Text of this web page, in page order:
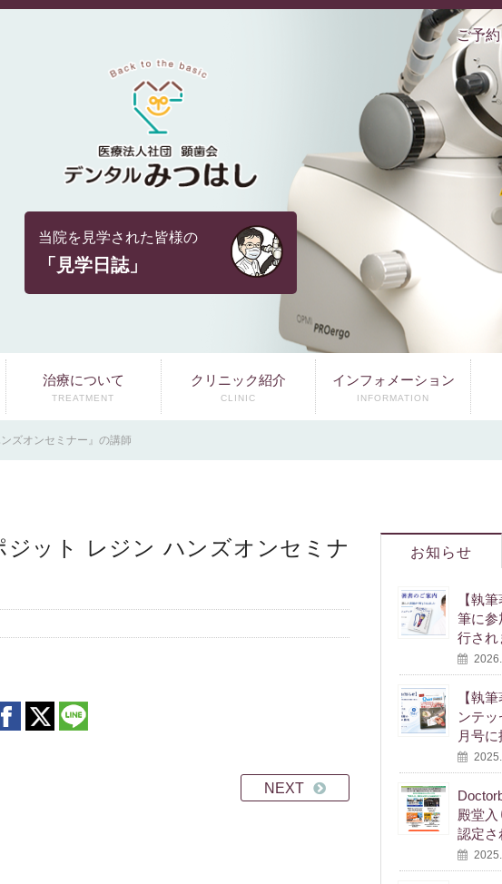
ご予
当院を見学された皆様の
「見学日誌」
治療について
TREATMENT
クリニック紹介
CLINIC
インフォメーション
INFORMATION
ズオンセミナー』の講師
ジット レジン ハンズオンセミナ
NEXT
お知らせ
【執
筆に参
行され
【執
ンテ
月号
殿堂入
認定さ